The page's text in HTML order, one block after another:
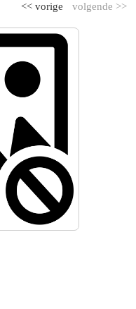
volgende >>
<< vorige